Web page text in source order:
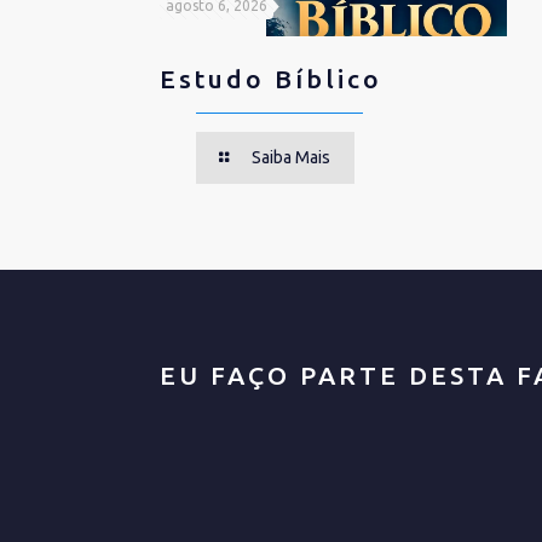
agosto 6, 2026
Estudo Bíblico
Saiba Mais
EU FAÇO PARTE DESTA